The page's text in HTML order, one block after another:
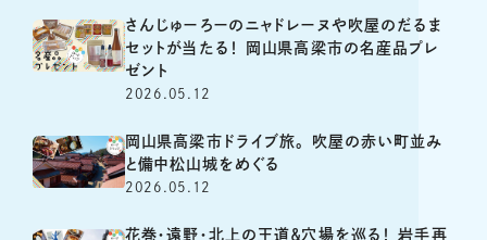
さんじゅーろーのニャドレーヌや吹屋のだるま
セットが当たる！ 岡山県高梁市の名産品プレ
ゼント
2026.05.12
岡山県高梁市ドライブ旅。 吹屋の赤い町並み
と備中松山城をめぐる
2026.05.12
花巻・遠野・北上の王道＆穴場を巡る！ 岩手再